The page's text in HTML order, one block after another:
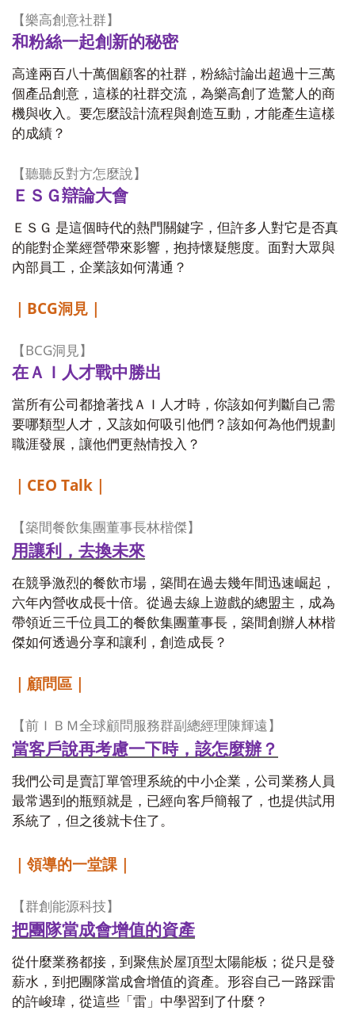
【樂高創意社群】
和粉絲一起創新的秘密
高達兩百八十萬個顧客的社群，粉絲討論出超過十三萬
個產品創意，這樣的社群交流，為樂高創了造驚人的商
機與收入。要怎麼設計流程與創造互動，才能產生這樣
的成績？
【聽聽反對方怎麼說】
ＥＳＧ辯論大會
ＥＳＧ 是這個時代的熱門關鍵字，但許多人對它是否真
的能對企業經營帶來影響，抱持懷疑態度。面對大眾與
內部員工，企業該如何溝通？
BCG洞見｜
【 BCG洞見】
在ＡＩ人才戰中勝出
當所有公司都搶著找ＡＩ人才時，你該如何判斷自己需
要哪類型人才，又該如何吸引他們？該如何為他們規劃
職涯發展，讓他們更熱情投入？
CEO Talk
【築間餐飲集團董事長林楷傑】
用讓利，去換未來
在競爭激烈的餐飲市場，築間在過去幾年間迅速崛起，
六年內營收成長十倍。從過去線上遊戲的總盟主，成為
帶領近三千位員工的餐飲集團董事長，築間創辦人林楷
傑如何透過分享和讓利，創造成長？
｜顧問區｜
【前ＩＢＭ全球顧問服務群副總經理陳輝遠】
當客戶說再考慮一下時，該怎麼辦？
我們公司是賣訂單管理系統的中小企業，公司業務人員
最常遇到的瓶頸就是，已經向客戶簡報了，也提供試用
系統了，但之後就卡住了。
｜領導的一堂課｜
【群創能源科技】
把團隊當成會增值的資產
從什麼業務都接，到聚焦於屋頂型太陽能板；從只是發
薪水，到把團隊當成會增值的資產。形容自己一路踩雷
的許峻瑋，從這些「雷」中學習到了什麼？